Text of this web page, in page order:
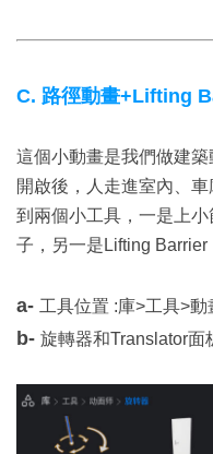
C. 路徑動畫+Lifting
這個小動畫是我們做建
開啟後，人走進室內、
到兩個小工具，一是上
子，另一是Lifting Barrier
a- 工具位置 :庫>工具>
b- 旋轉器和Translator面